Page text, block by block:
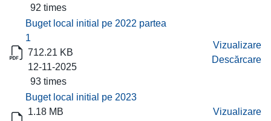
92 times
Buget local initial pe 2022 partea
1
712.21 KB
12-11-2025
93 times
Vizualizare
Descărcare
Buget local initial pe 2023
1.18 MB
Vizualizare